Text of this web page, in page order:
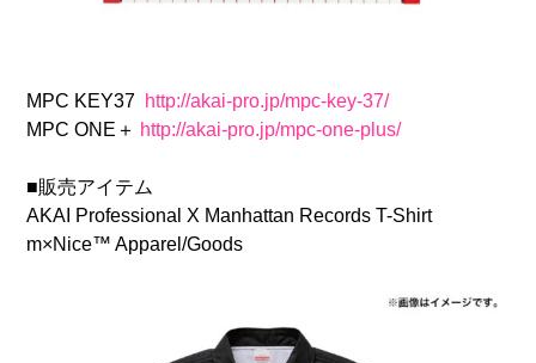
MPC KEY37 http://akai-pro.jp/mpc-key-37/
MPC ONE＋ http://akai-pro.jp/mpc-one-plus/
■販売アイテム
AKAI Professional X Manhattan Records T-Shirt
m×Nice™ Apparel/Goods